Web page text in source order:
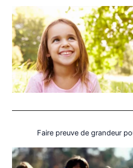
Faire preuve de grandeur